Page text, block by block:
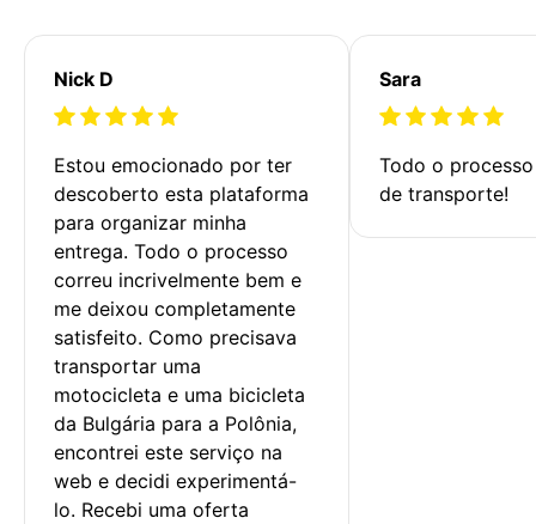
Nick D
Estou emocionado por ter
descoberto esta plataforma
para organizar minha
entrega. Todo o processo
correu incrivelmente bem e
me deixou completamente
satisfeito. Como precisava
transportar uma
motocicleta e uma bicicleta
da Bulgária para a Polônia,
encontrei este serviço na
web e decidi experimentá-
lo. Recebi uma oferta
Sara
Todo o
de transporte!